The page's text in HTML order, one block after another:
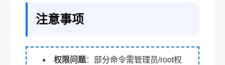
注意事项
权限问题：部分命令需管理员/root权